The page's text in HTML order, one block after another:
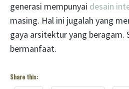
generasi mempunyai desain
masing. Hal ini jugalah yang
gaya arsitektur yang beragam.
bermanfaat.
Share this: